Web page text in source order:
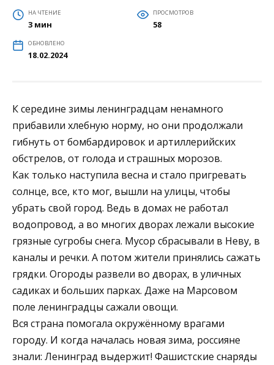
НА ЧТЕНИЕ
3 мин
ПРОСМОТРОВ
58
ОБНОВЛЕНО
18.02.2024
К середине зимы ленинградцам ненамного
прибавили хлебную норму, но они продолжали
гибнуть от бомбардировок и артиллерийских
обстрелов, от голода и страшных морозов.
Как только наступила весна и стало пригревать
солнце, все, кто мог, вышли на улицы, чтобы
убрать свой город. Ведь в домах не работал
водопровод, а во многих дворах лежали высокие
грязные сугробы снега. Мусор сбрасывали в Неву, в
каналы и речки. А потом жители принялись сажать
грядки. Огороды развели во дворах, в уличных
садиках и больших парках. Даже на Марсовом
поле ленинградцы сажали овощи.
Вся страна помогала окружённому врагами
городу. И когда началась новая зима, россияне
знали: Ленинград выдержит! Фашистские снаряды